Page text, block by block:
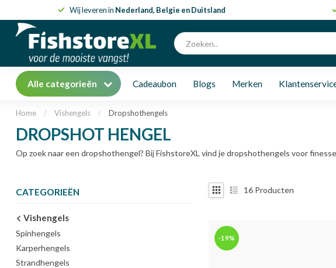
Wij leveren in Nederland, Belgie en Duitsland
Alle categorieën Cadeaubon Blogs Merken
Home / Vishengels / Dropshothengels
DROPSHOT HENGEL
Op zoek naar een dropshothengel? Bij FishstoreXL vind je dropshothengels voor
CATEGORIEËN
Vishengels
Spinhengels
Karperhengels
Strandhengels
16 Producten
-19%